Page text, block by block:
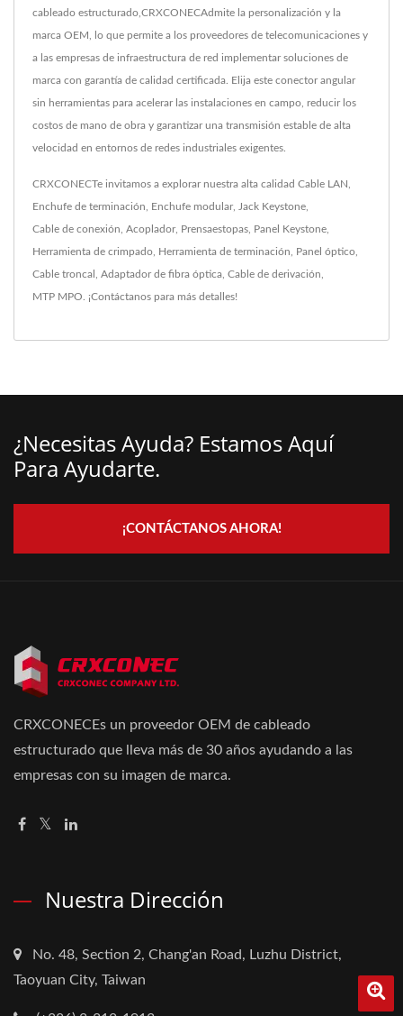
cableado estructurado,CRXCONECAdmite la personalización y la
marca OEM, lo que permite a los proveedores de telecomunicaciones y
a las empresas de infraestructura de red implementar soluciones de
marca con garantía de calidad certificada. Elija este conector angular
sin herramientas para acelerar las instalaciones en campo, reducir los
costos de mano de obra y garantizar una transmisión estable de alta
velocidad en entornos de redes industriales exigentes.
CRXCONECTe invitamos a explorar nuestra alta calidad Cable LAN
Enchufe de terminación Enchufe modular, Jack Keystone
Cable de conexión Acoplador, Prensaestopas Panel Keystone
Herramienta de crimpado Herramienta de terminación Panel óptico
Cable troncal Adaptador de fibra óptica Cable de derivación
MTP MPO ¡Contáctanos para más detalles!
¿Necesitas Ayuda? Estamos Aquí
Para Ayudarte.
¡CONTÁCTANOS AHORA!
CRXCONECEs un proveedor OEM de cableado
estructurado que lleva más de 30 años ayudando a las
empresas con su imagen de marca.
Nuestra Dirección
No. 48, Section 2, Chang'an Road, Luzhu District,
Taoyuan City, Taiwan